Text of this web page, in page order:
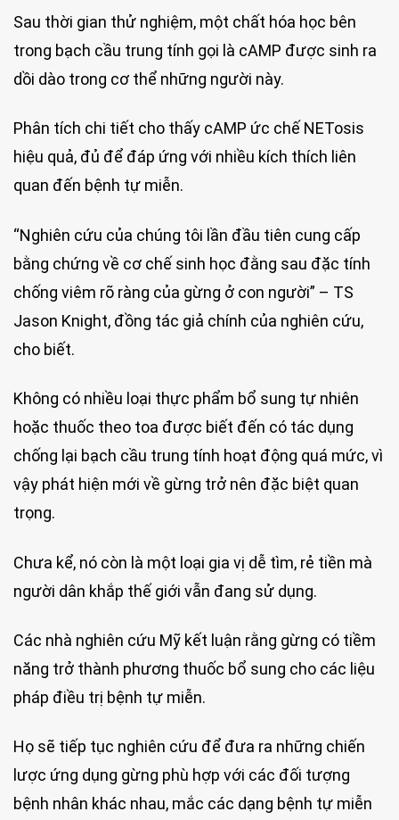
Sau thời gian thử nghiệm, một chất hóa học bên
trong bạch cầu trung tính gọi là cAMP được sinh ra
dồi dào trong cơ thể những người này.
Phân tích chi tiết cho thấy cAMP ức chế NETosis
hiệu quả, đủ để đáp ứng với nhiều kích thích liên
quan đến bệnh tự miễn.
“Nghiên cứu của chúng tôi lần đầu tiên cung cấp
bằng chứng về cơ chế sinh học đằng sau đặc tính
chống viêm rõ ràng của gừng ở con người” – TS
Jason Knight, đồng tác giả chính của nghiên cứu,
cho biết.
Không có nhiều loại thực phẩm bổ sung tự nhiên
hoặc thuốc theo toa được biết đến có tác dụng
chống lại bạch cầu trung tính hoạt động quá mức, vì
vậy phát hiện mới về gừng trở nên đặc biệt quan
trọng.
Chưa kể, nó còn là một loại gia vị dễ tìm, rẻ tiền mà
người dân khắp thế giới vẫn đang sử dụng.
Các nhà nghiên cứu Mỹ kết luận rằng gừng có tiềm
năng trở thành phương thuốc bổ sung cho các liệu
pháp điều trị bệnh tự miễn.
Họ sẽ tiếp tục nghiên cứu để đưa ra những chiến
lược ứng dụng gừng phù hợp với các đối tượng
bệnh nhân khác nhau, mắc các dạng bệnh tự miễn